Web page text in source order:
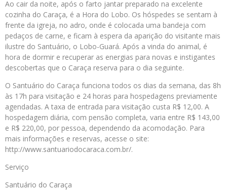
Ao cair da noite, após o farto jantar preparado na excelente
cozinha do Caraça, é a Hora do Lobo. Os hóspedes se sentam à
frente da igreja, no adro, onde é colocada uma bandeja com
pedaços de carne, e ficam à espera da aparição do visitante mais
ilustre do Santuário, o Lobo-Guará. Após a vinda do animal, é
hora de dormir e recuperar as energias para novas e instigantes
descobertas que o Caraça reserva para o dia seguinte.
O Santuário do Caraça funciona todos os dias da semana, das 8h
às 17h para visitação e 24 horas para hospedagens previamente
agendadas. A taxa de entrada para visitação custa R$ 12,00. A
hospedagem diária, com pensão completa, varia entre R$ 143,00
e R$ 220,00, por pessoa, dependendo da acomodação. Para
mais informações e reservas, acesse o site:
http://www.santuariodocaraca.com.br/.
Serviço
Santuário do Caraça